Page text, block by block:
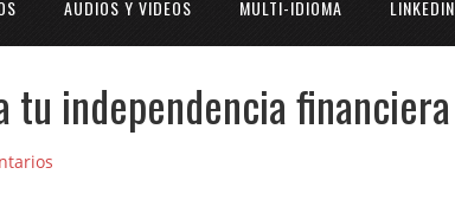
AUDIOS Y VIDEOS MULTI-IDIOMA LINKEDIN
tu independencia financiera